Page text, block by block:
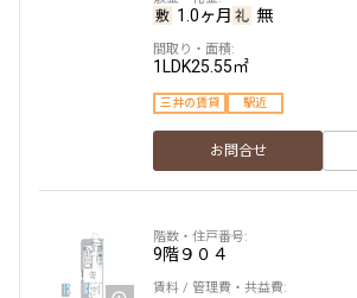
1.0ヶ月 無
1LDK25.55㎡
三井の賃貸 駅近
お問合せ
9階９０４